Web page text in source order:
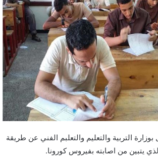
التربية والتعليم والتعلبم الفني عن طريقة
يتبين من اصابته بفيروس كورونا.